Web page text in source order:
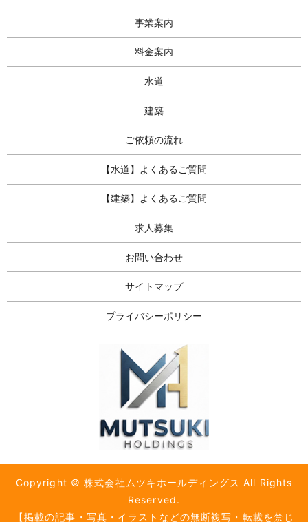
事業案内
料金案内
水道
建築
ご依頼の流れ
【水道】よくあるご質問
【建築】よくあるご質問
求人募集
お問い合わせ
サイトマップ
プライバシーポリシー
Copyright © 株式会社ムツキホールディングス All Rights
Reserved.
【掲載の記事・写真・イラストなどの無断複写・転載を禁じ